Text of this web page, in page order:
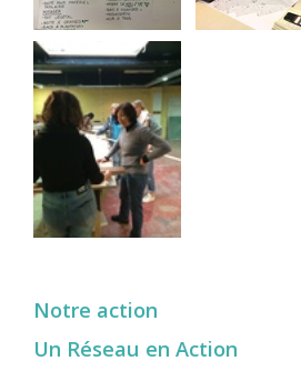
Notre action
Un Réseau en Action